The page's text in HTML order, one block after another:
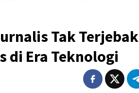
Tak Terjebak
di Era Teknologi